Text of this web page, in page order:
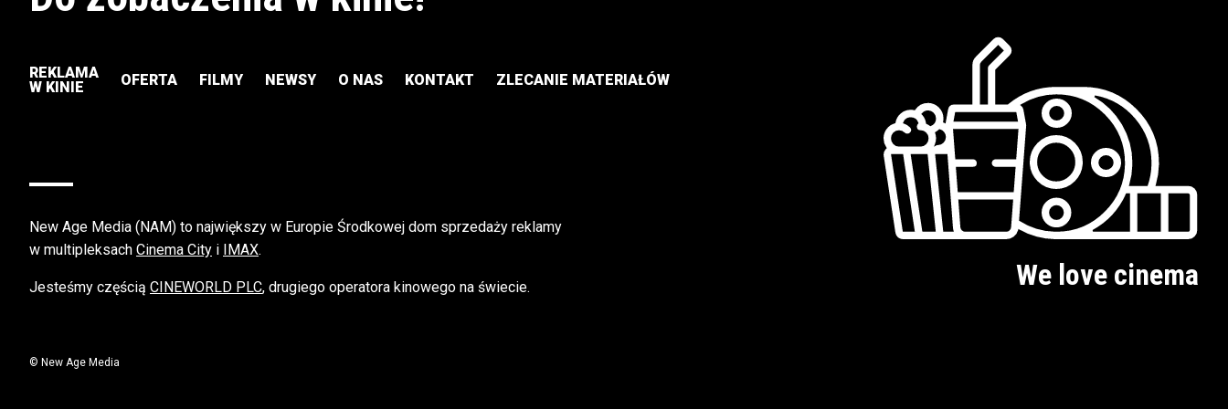
REKLAMA
W KINIE
OFERTA FILMY NEWSY O NAS KONTAKT ZLECANIE MATERIAŁÓW
New Age Media (NAM) to największy w Europie Środkowej dom sprzedaży reklamy
w multipleksach Cinema City i IMAX.
Jesteśmy częścią CINEWORLD PLC, drugiego operatora kinowego na świecie. We love cinema
© New Age Media